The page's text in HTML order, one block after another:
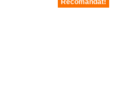
Recomandat!